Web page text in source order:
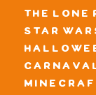
the lone
star